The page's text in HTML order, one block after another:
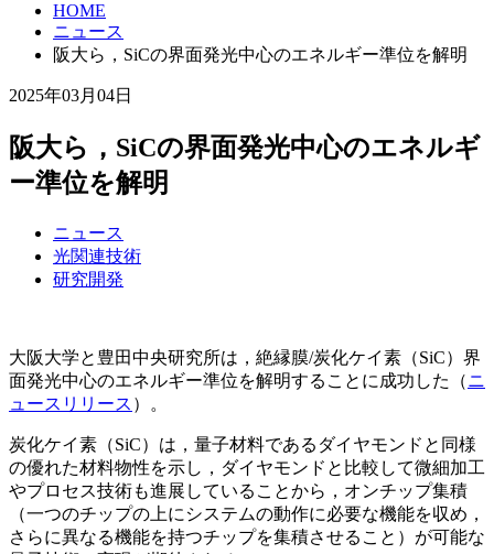
HOME
ニュース
阪大ら，SiCの界面発光中心のエネルギー準位を解明
2025年03月04日
阪大ら，SiCの界面発光中心のエネルギ
ー準位を解明
ニュース
光関連技術
研究開発
大阪大学と豊田中央研究所は，絶縁膜/炭化ケイ素（SiC）界
面発光中心のエネルギー準位を解明することに成功した（ニ
ュースリリース ）。
炭化ケイ素（SiC）は，量子材料であるダイヤモンドと同様
の優れた材料物性を示し，ダイヤモンドと比較して微細加工
やプロセス技術も進展していることから，オンチップ集積
（一つのチップの上にシステムの動作に必要な機能を収め，
さらに異なる機能を持つチップを集積させること）が可能な